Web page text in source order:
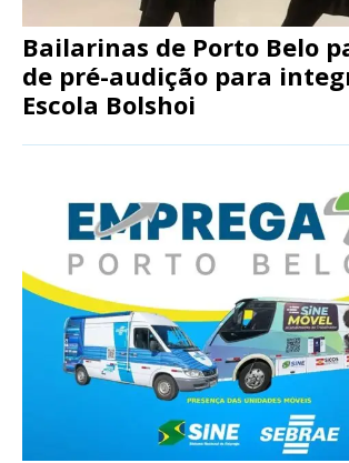
Bailarinas de Porto Belo
de pré-audição para
Escola Bolshoi